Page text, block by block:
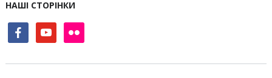
НАШІ СТОРІНКИ
facebookyoutube flickr